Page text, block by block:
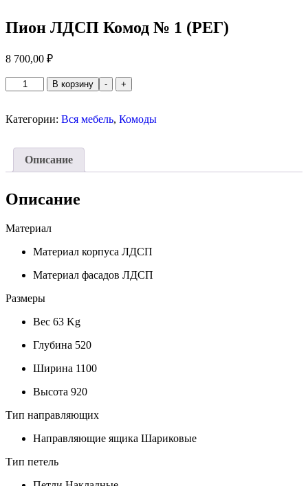
Пион ЛДСП Комод № 1 (РЕГ)
8 700,00 ₽
-
Количество
товара
ЛДСП
(РЕГ)
+
В корзину
Категории: Вся мебель, Комоды
Описание
Описание
Материал
Материал корпуса ЛДСП
Материал фасадов ЛДСП
Размеры
Вес 63 Kg
Глубина 520
Ширина 1100
Высота 920
Тип направляющих
Направляющие ящика Шариковые
Тип петель